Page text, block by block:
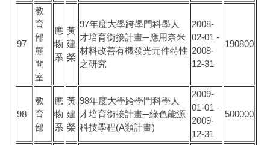
97
教
育
部
顧
問
室
應
物
系
黃
建
榮
97年度大學跨學門科學人
才培育銜接計畫─應用奈米
材料改善有機發光元件特性
之研究
2008-
02-01 -
2008-
12-31
190800
98
教
育
部
應
物
系
黃
建
榮
98年度大學跨學門科學人
才培育銜接計畫─綠色能源
科技學程(A類計畫)
2009-
01-01 -
2009-
12-31
500000